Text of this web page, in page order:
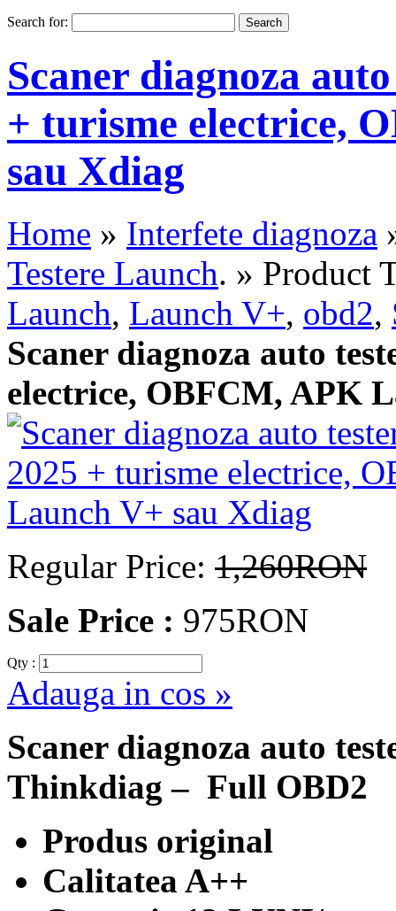
Search for:
Scaner diagnoza
+ turisme electrice,
sau Xdiag
Home » Interfete diagnoza
Testere Launch. » Product
Launch, Launch V+, obd2,
Scaner diagnoza auto
electrice, OBFCM, APK
Regular Price: 1,260RON
Sale Price : 975RON
Qty :
Adauga in cos »
Scaner diagnoza auto
Thinkdiag – Full OBD2
Produs original
Calitatea A++